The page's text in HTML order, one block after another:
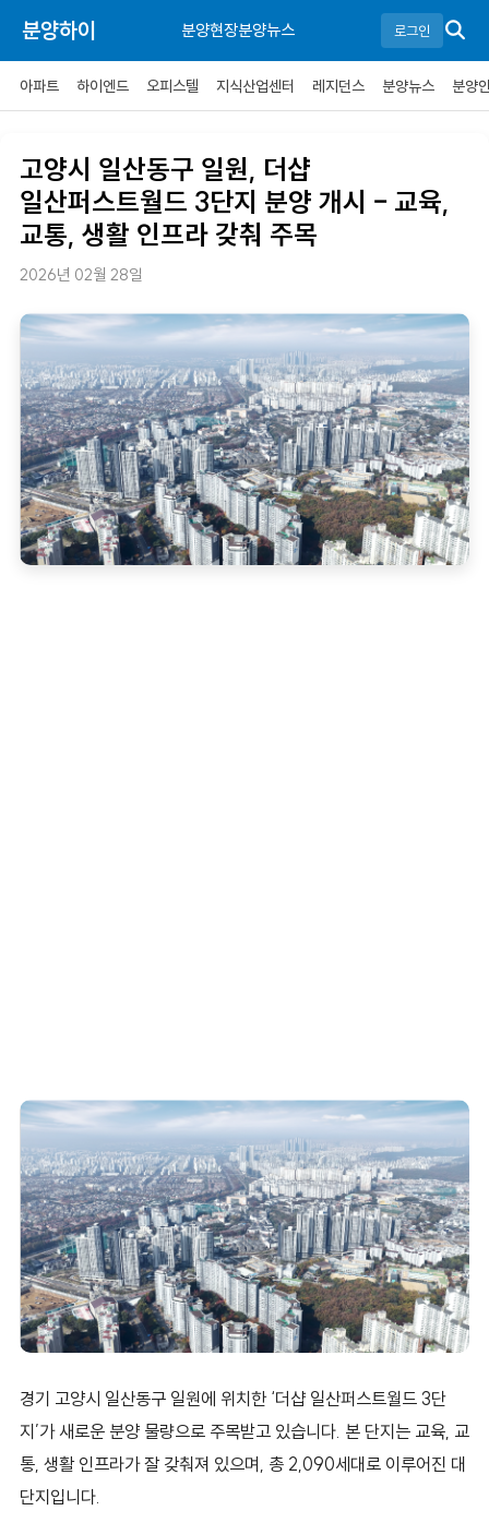
분양하이 분양현장분양뉴스 로그인
아파트 하이엔드 오피스텔 지식산업센터 레지던스 분양뉴스 분양
고양시 일산동구 일원, 더샵
일산퍼스트월드 3단지 분양 개시 – 교육,
교통, 생활 인프라 갖춰 주목
2026년 02월 28일
경기 고양시 일산동구 일원에 위치한 ‘더샵 일산퍼스트월드 3단
지’가 새로운 분양 물량으로 주목받고 있습니다. 본 단지는 교육, 교
통, 생활 인프라가 잘 갖춰져 있으며, 총 2,090세대로 이루어진 대
단지입니다.